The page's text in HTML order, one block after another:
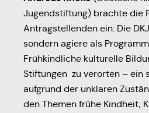
Jugendstiftung) brachte die
Antragstellenden ein: Die
sondern agiere als
Frühkindliche kulturelle
Stiftungen zu verorten – ein
aufgrund der unklaren
den Themen frühe Kindheit,